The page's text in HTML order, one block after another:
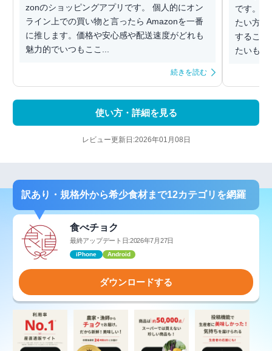
zonのショッピングアプリです。 個人的にオン
ライン上での買い物と言ったら Amazonを一番
に推します。価格や安心感や配送速度がどれも
魅力的でいつもここ...
続きを読む
です。
たい方な
すること
たいもの
使い方・詳細を見る
レビュー更新日:2026年01月08日
訳あり・規格外から希少食材まで12カテゴリを網羅
食べチョク
最終アップデート日:2026年7月27日
iPhone Android
ダウンロードする